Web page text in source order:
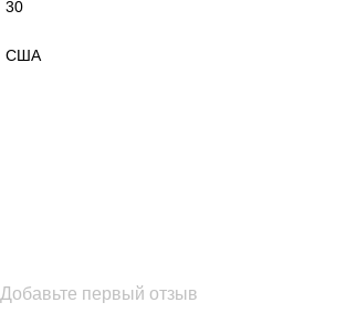
30
США
Добавьте первый отзыв